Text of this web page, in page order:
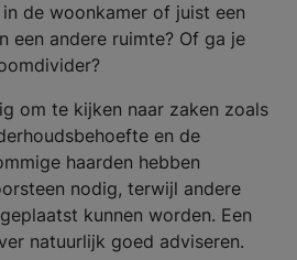
de woonkamer of juist een
een andere ruimte? Of ga je
om te kijken naar zaken zoals
en de
haarden hebben
nodig, terwijl andere
kunnen worden. Een
natuurlijk goed adviseren.